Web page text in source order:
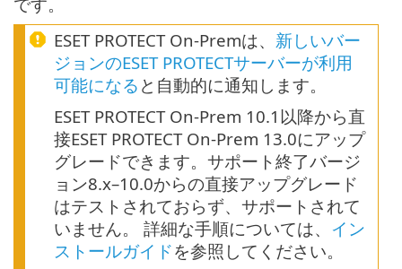
ESET PROTECT On-Premは、 新しいバー
ジョンのESET PROTECTサーバーが利用
可能になる と自動的に通知します。
ESET PROTECT On-Prem 10.1以降から直
接ESET PROTECT On-Prem 13.0にアップ
グレードできます。サポート終了バージ
ョン8.x–10.0からの直接アップグレード
はテストされておらず、サポートされて
いません。 詳細な手順については、 イン
ストールガイドを参照してください。